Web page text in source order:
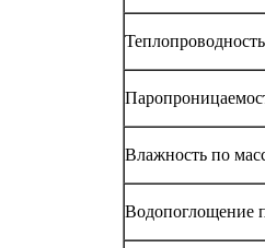
Влажность по
Водопоглощение